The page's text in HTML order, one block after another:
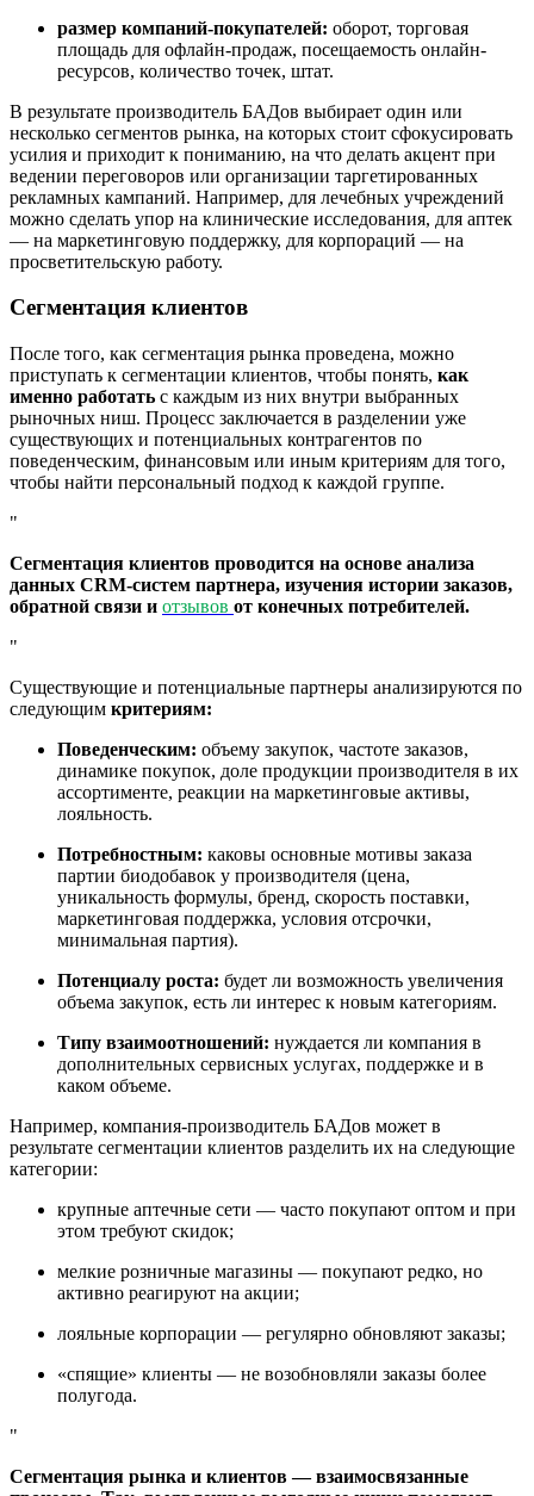
размер компаний-покупателей: оборот, торговая
площадь для офлайн-продаж, посещаемость онлайн-
ресурсов, количество точек, штат.
В результате производитель БАДов выбирает один или
несколько сегментов рынка, на которых стоит сфокусировать
усилия и приходит к пониманию, на что делать акцент при
ведении переговоров или организации таргетированных
рекламных кампаний. Например, для лечебных учреждений
можно сделать упор на клинические исследования, для аптек
— на маркетинговую поддержку, для корпораций — на
просветительскую работу.
Сегментация клиентов
После того, как сегментация рынка проведена, можно
приступать к сегментации клиентов, чтобы понять, как
именно работать с каждым из них внутри выбранных
рыночных ниш. Процесс заключается в разделении уже
существующих и потенциальных контрагентов по
поведенческим, финансовым или иным критериям для того,
чтобы найти персональный подход к каждой группе.
Сегментация клиентов проводится на основе анализа
данных CRM-систем партнера, изучения истории заказов,
обратной связи и отзывов от конечных потребителей.
Существующие и потенциальные партнеры анализируются по
следующим критериям:
Поведенческим: объему закупок, частоте заказов,
динамике покупок, доле продукции производителя в их
ассортименте, реакции на маркетинговые активы,
лояльность.
Потребностным: каковы основные мотивы заказа
партии биодобавок у производителя (цена,
уникальность формулы, бренд, скорость поставки,
маркетинговая поддержка, условия отсрочки,
минимальная партия).
Потенциалу роста: будет ли возможность увеличения
объема закупок, есть ли интерес к новым категориям.
Типу взаимоотношений: нуждается ли компания в
дополнительных сервисных услугах, поддержке и в
каком объеме.
Например, компания-производитель БАДов может в
результате сегментации клиентов разделить их на следующие
категории:
крупные аптечные сети — часто покупают оптом и при
этом требуют скидок;
мелкие розничные магазины — покупают редко, но
активно реагируют на акции;
лояльные корпорации — регулярно обновляют заказы;
«спящие» клиенты — не возобновляли заказы более
полугода.
Сегментация рынка и клиентов — взаимосвязанные